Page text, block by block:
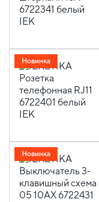
Новинка
Новинка